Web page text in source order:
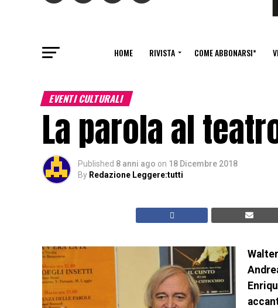
HOME RIVISTA COME ABBONARSI*
EVENTI CULTURALI
La parola al
Published 8 anni ago on 18 Dicembre 2018
By Redazione Leggere:tutti